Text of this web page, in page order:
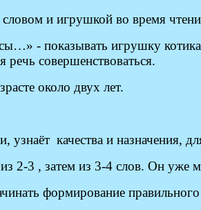
и игрушкой во время
- показывать игрушку
речь совершенствоваться.
около двух лет.
качества и назначения,
2-3 , затем из 3-4 слов. Он уже
формирование